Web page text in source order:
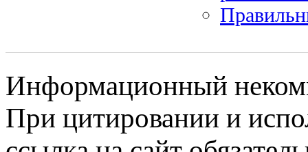
Информационный
При цитировании и